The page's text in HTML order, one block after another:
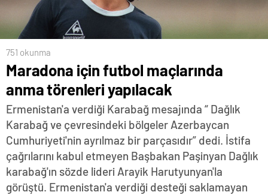
751 okunma
Maradona için futbol maçlarında
anma törenleri yapılacak
Ermenistan'a verdiği Karabağ mesajında “ Dağlık
Karabağ ve çevresindeki bölgeler Azerbaycan
Cumhuriyeti'nin ayrılmaz bir parçasıdır” dedi. İstifa
çağrılarını kabul etmeyen Başbakan Paşinyan Dağlık
karabağ'ın sözde lideri Arayik Harutyunyan'la
görüştü. Ermenistan'a verdiği desteği saklamayan